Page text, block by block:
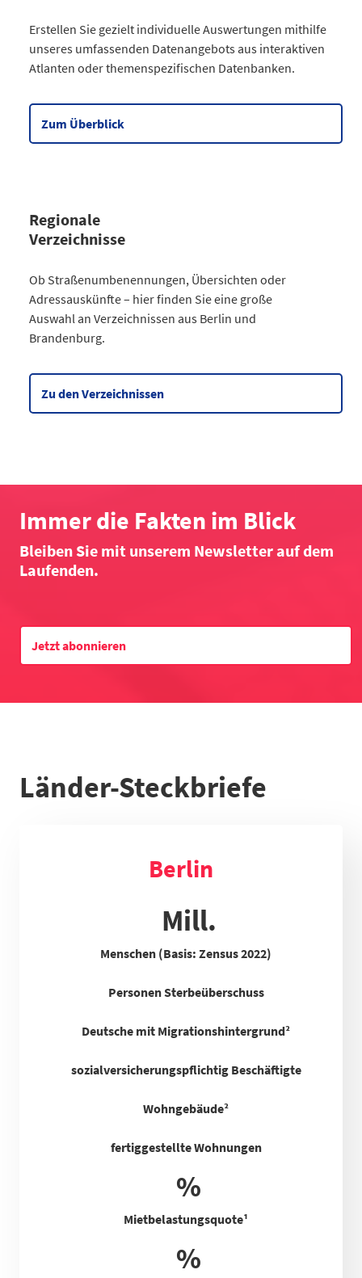
Datentabelle zum Diagramm
Kategorie
Atlanten
Kommunales
3
Gesellschaftliches2
Erstellen Sie gezielt individuelle Auswertungen mithilfe
unseres umfassenden Datenangebots aus interaktiven
Atlanten oder themenspezifischen Datenbanken.
Zum Überblick
Regionale
Verzeichnisse
Datentabelle zum Diagramm
KategorieStraßenumbenennungen Berlin
2013
7
2014
8
2015
8
2022
2
2024
4
2025
6
Ob Straßenumbenennungen, Übersichten oder
Adressauskünfte – hier finden Sie eine große
Auswahl an Verzeichnissen aus Berlin und
Brandenburg.
Zu den Verzeichnissen
Immer die Fakten im Blick
Bleiben Sie mit unserem Newsletter auf dem
Laufenden.
Jetzt abonnieren
Länder-Steckbriefe
Berlin
Mill.
Menschen (Basis: Zensus 2022)
Personen Sterbeüberschuss
Deutsche mit Migrationshintergrund²
sozialversicherungspflichtig Beschäftigte
Wohngebäude²
fertiggestellte Wohnungen
%
Mietbelastungsquote¹
%